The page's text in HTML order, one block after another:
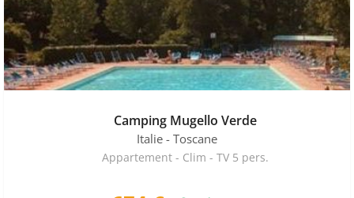
Camping Mugello Verde
Italie - Toscane
Appartement - Clim - TV 5 pers.